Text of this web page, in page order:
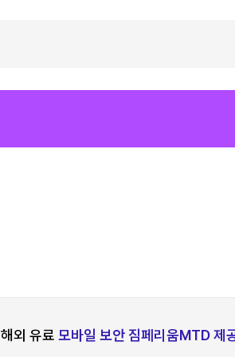
해외 유료 모바일 보안 짐페리움MTD 제